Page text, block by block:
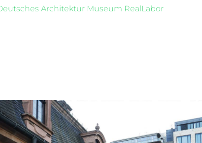
Architektur Museum RealLabor